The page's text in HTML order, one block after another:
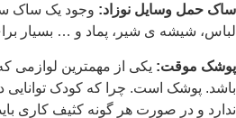
ساک حمل وسایل نوزاد: وجود یک ساک
لباس، شیشه ی شیر، پماد و … بسیار
پوشک موقت: یکی از مهمترین لوازمی
باشد. پوشک است. چرا که کودک توانایی
ندارد و در صورت هر گونه کثیف کاری